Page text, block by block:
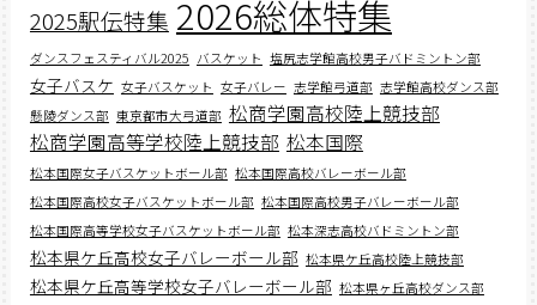
2025駅伝特集 2026総体特集
ダンスフェスティバル2025 バスケット 塩尻志学館高校男子バドミントン部
女子バスケ 女子バスケット 女子バレー 志学館弓道部 志学館高校ダンス部
懸陵ダンス部 東京都市大弓道部 松商学園高校陸上競技部
松商学園高等学校陸上競技部 松本国際
松本国際女子バスケットボール部 松本国際高校バレーボール部
松本国際高校女子バスケットボール部 松本国際高校男子バレーボール部
松本国際高等学校女子バスケットボール部 松本深志高校バドミントン部
松本県ケ丘高校女子バレーボール部 松本県ケ丘高校陸上競技部
松本県ケ丘高等学校女子バレーボール部 松本県ヶ丘高校ダンス部